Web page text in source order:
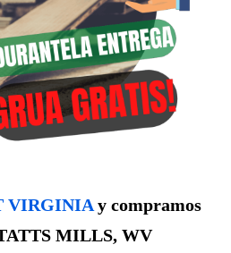
VIRGINIAy compramos
MILLS, WV